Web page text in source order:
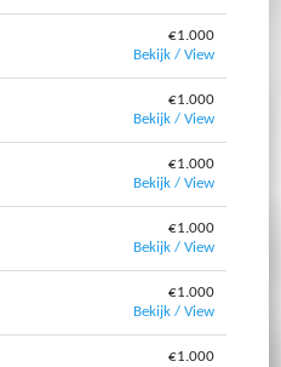
€1.000
Bekijk / View
€1.000
Bekijk / View
€1.000
Bekijk / View
€1.000
Bekijk / View
€1.000
Bekijk / View
€1.000